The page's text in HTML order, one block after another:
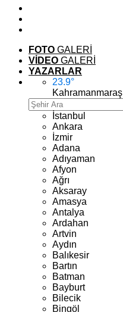
FOTO GALERİ
VİDEO GALERİ
YAZARLAR
23.9°
Kahramanmaraş
İstanbul
Ankara
İzmir
Adana
Adıyaman
Afyon
Ağrı
Aksaray
Amasya
Antalya
Ardahan
Artvin
Aydın
Balıkesir
Bartın
Batman
Bayburt
Bilecik
Bingöl